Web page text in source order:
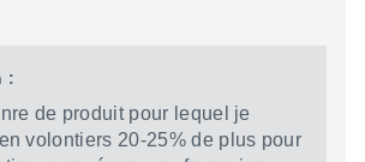
:
de produit pour lequel je
volontiers 20-25% de plus pour